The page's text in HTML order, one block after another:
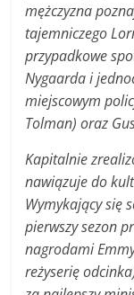
mężczyzna
tajemniczego
przypadkowe
Nygaarda i
miejscowym
Tolman) oraz
Kapitalnie
nawiązuje do
Wymykający się
pierwszy sezon
nagrodami
reżyserię